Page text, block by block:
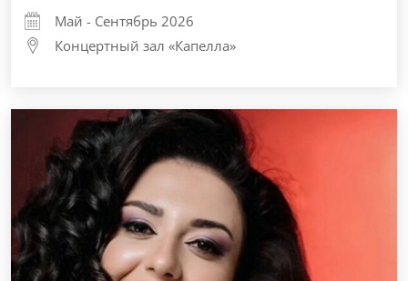
Май - Сентябрь 2026
Концертный зал «Капелла»